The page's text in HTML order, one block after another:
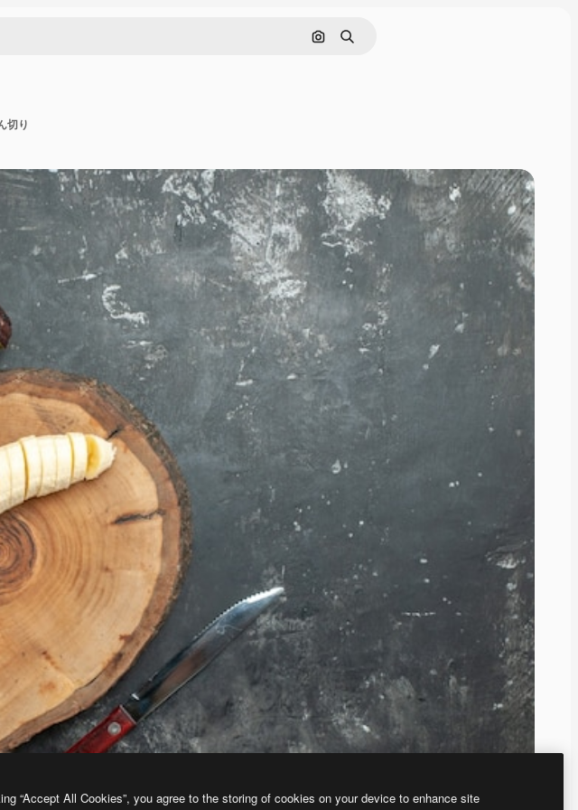
画像で検索
検索
切り
“Accept All Cookies”, you agree to the storing of cookies on your device to enhance site